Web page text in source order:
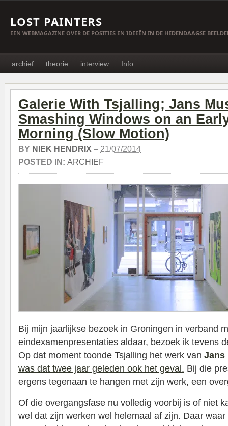
LOST PAINTERS
EEN WEBMAGAZINE OVER DE POSITIES EN IDEEËN IN DE HEDENDAAGSE
archief theorie interview Info
Galerie With Tsjalling; Jans
Smashing Windows on an
Morning (Slow Motion)
BY NIEK HENDRIX – 21/07/2014
POSTED IN: ARCHIEF
Bij mijn jaarlijkse bezoek in Groningen in verband
eindexamenpresentaties aldaar, bezoek ik tevens
Op dat moment toonde Tsjalling het werk van Jans
was dat twee jaar geleden ook het geval. Bij die
ergens tegenaan te hangen met zijn werk, een
Of die overgangsfase nu volledig voorbij is of niet
wel dat zijn werken wel helemaal af zijn. Daar